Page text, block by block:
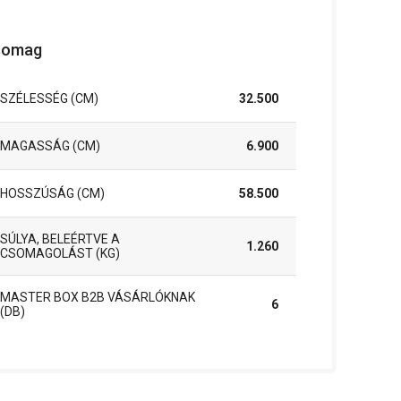
SZÉLESSÉG (CM) 32.500
MAGASSÁG (CM) 6.900
HOSSZÚSÁG (CM) 58.500
SÚLYA, BELEÉRTVE A
CSOMAGOLÁST (KG)
1.260
MASTER BOX B2B VÁSÁRLÓKNAK
(DB)
6